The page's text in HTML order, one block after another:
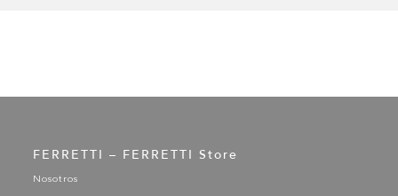
FERRETTI – FERRETTI Store
Nosotros